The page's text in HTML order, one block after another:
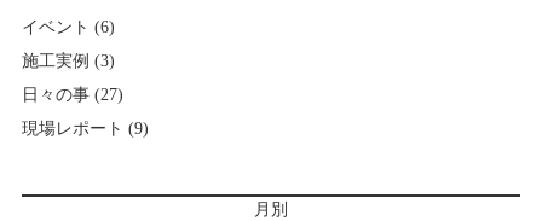
イベント (6)
施工実例 (3)
日々の事(27)
現場レポート (9)
月別